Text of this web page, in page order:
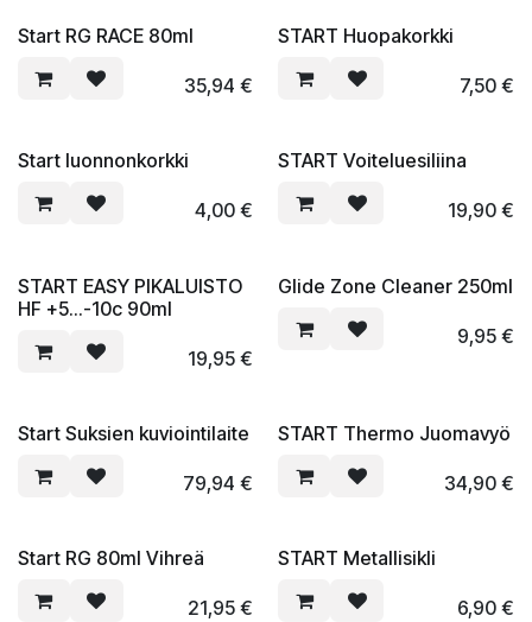
Start RG RACE 80ml
35,94 €
START Huopakorkki
7,50€
Start luonnonkorkki
4,00 €
START Voiteluesiliina
19,90€
Fluor
START EASY PIKALUISTO
HF +5...-10c 90ml
19,95 €
Glide Zone Cleaner 250ml
9,95€
Start Suksien kuviointilaite
79,94 €
START Thermo Juomavyö
34,90€
Fluor Free
Start RG 80ml Vihreä
21,95 €
START Metallisikli
6,90€